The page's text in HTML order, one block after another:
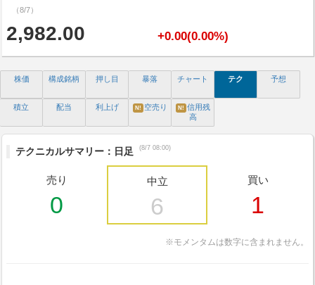
（8/7）
2,982.00 +0.00(0.00%)
株価 構成銘柄 押し目 暴落 チャート テク 予想
積立 配当 利上げ N! 空売り N! 信用残
高
テクニカルサマリー：日足 (8/7 08:00)
売り
0
中立
6
買い
1
※モメンタムは数字に含まれません。